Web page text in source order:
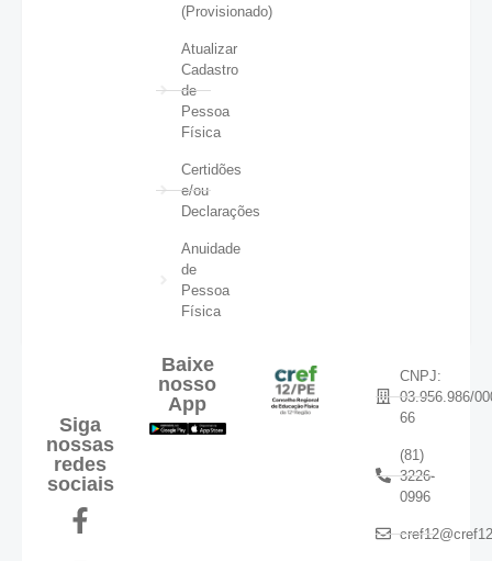
(Provisionado)
Atualizar
Cadastro
de
Pessoa
Física
Certidões
e/ou
Declarações
Anuidade
de
Pessoa
Física
Siga
nossas
redes
sociais
Baixe
nosso
App
CNPJ:
03.956.986/
66
(81)
3226-
0996